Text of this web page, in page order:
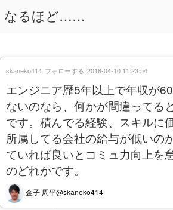
なるほど……
エンジニア歴5年以上で年収が
ないのなら、何かが間違ってる
です。積んでる経験、スキルに
所属してる会社の給与が低いの
ていれば良いとコミュ力向上を
のどれかです。
金子 周平@skaneko414
skaneko414 フォローする 2018-04-10 11:23:54